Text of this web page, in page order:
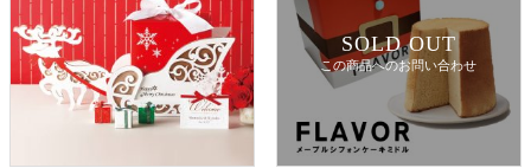
SOLD OUT
この商品へのお問い合わせ